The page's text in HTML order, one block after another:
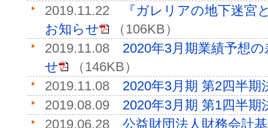
2019.11.22
『ガレリアの地下迷宮
お知らせ
（106KB）
2019.11.08 2020年3月期業績予想
せ
（146KB）
2019.11.08 2020年3月期 第2四半期
2019.08.09 2020年3月期 第1四半期
2019.06.28 公益財団法人財務会計